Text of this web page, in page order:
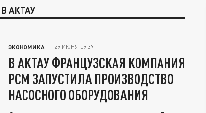
АКТАУ
ЭКОНОМИКА 29 ИЮНЯ 09:39
В АКТАУ ФРАНЦУЗСКАЯ КОМПАНИЯ
PCM ЗАПУСТИЛА ПРОИЗВОДСТВО
НАСОСНОГО ОБОРУДОВАНИЯ